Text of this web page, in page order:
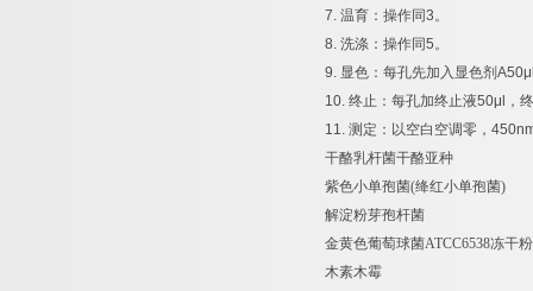
7. 温育：操作同3。
8. 洗涤：操作同5。
9. 显色：每孔先加入显色剂
10. 终止：每孔加终止液50μl
，
11. 测定：以空白空调零，
干酪乳杆菌干酪亚种
紫色小单孢菌(绛红小单孢菌)
解淀粉芽孢杆菌
金黄色葡萄球菌ATCC6538冻干粉
木素木霉